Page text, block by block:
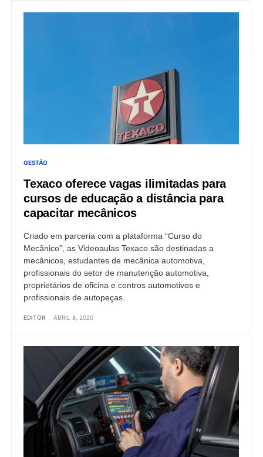
GESTÃO
Texaco oferece vagas ilimitadas para
cursos de educação a distância para
capacitar mecânicos
Criado em parceria com a plataforma “Curso do
Mecânico”, as Videoaulas Texaco são destinadas a
mecânicos, estudantes de mecânica automotiva,
profissionais do setor de manutenção automotiva,
proprietários de oficina e centros automotivos e
profissionais de autopeças.
EDITOR ABRIL 8, 2020